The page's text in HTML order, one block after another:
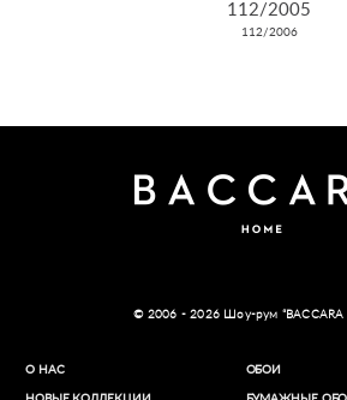
112/2005
112/2006
© 2006 - 2026 Шоу-рум “BACCARA
О НАС ОБОИ